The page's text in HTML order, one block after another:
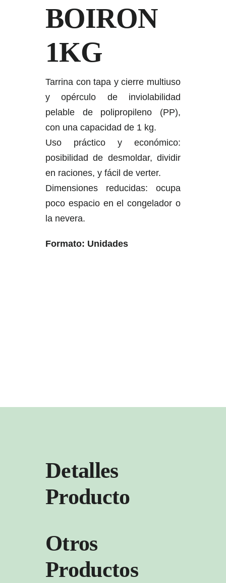
BOIRON
1KG
Tarrina con tapa y cierre multiuso
y opérculo de inviolabilidad
pelable de polipropileno (PP),
con una capacidad de 1 kg.
Uso práctico y económico:
posibilidad de desmoldar, dividir
en raciones, y fácil de verter.
Dimensiones reducidas: ocupa
poco espacio en el congelador o
la nevera.
Formato: Unidades
Detalles
Producto
Otros
Productos